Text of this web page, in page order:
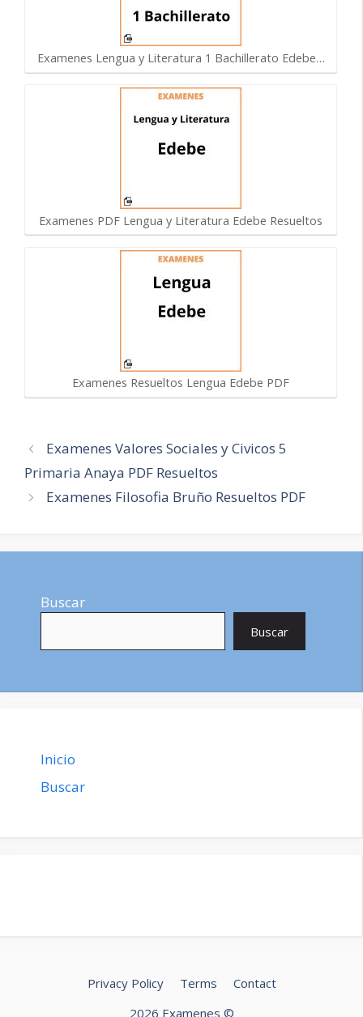
Examenes Lengua y Literatura 1 Bachillerato Edebe…
Examenes PDF Lengua y Literatura Edebe Resueltos
Examenes Resueltos Lengua Edebe PDF
Navegación
de
Examenes Valores Sociales y Civicos 5
Primaria Anaya PDF Resueltos
Examenes Filosofia Bruño Resueltos PDF
Buscar
Buscar
Inicio
Buscar
Privacy Policy Terms
Contact
2026 Examenes ©